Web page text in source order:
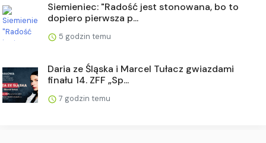
Siemieniec: "Radość jest stonowana, bo to
dopiero pierwsza p...
5 godzin temu
Daria ze Śląska i Marcel Tułacz gwiazdami
finału 14. ZFF „Sp...
7 godzin temu